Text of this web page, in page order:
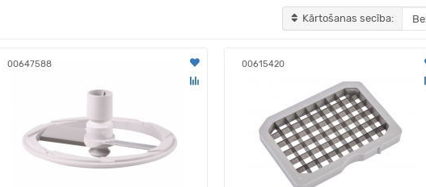
Kārtošanas secība:
00647588 00615420